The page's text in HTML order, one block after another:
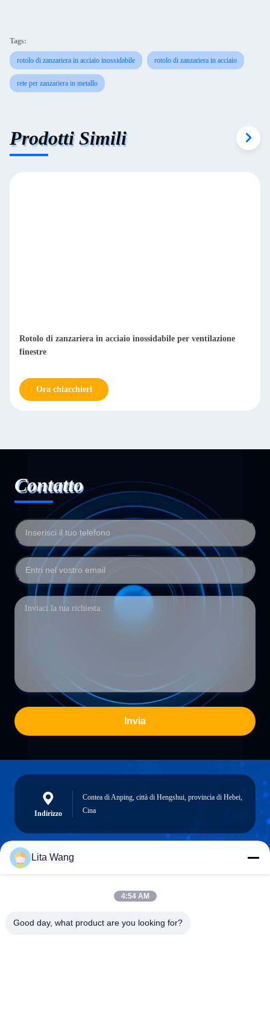
Tags:
rotolo di zanzariera in acciaio inossidabile rotolo di zanzariera in acciaio
rete per zanzariera in metallo
Prodotti Simili
Rotolo di zanzariera in acciaio inossidabile per ventilazione
finestre
Ora chiacchieri
Contatto
Invia
Indirizzo
Contea di Anping, città di Hengshui, provincia di Hebei,
Cina
lita@screenmeshnet.com
Lita Wang
4:54 AM
Good day, what product are you looking for?